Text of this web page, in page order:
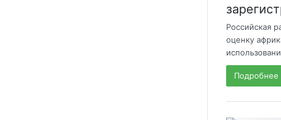
Российская
оценку
Подробнее